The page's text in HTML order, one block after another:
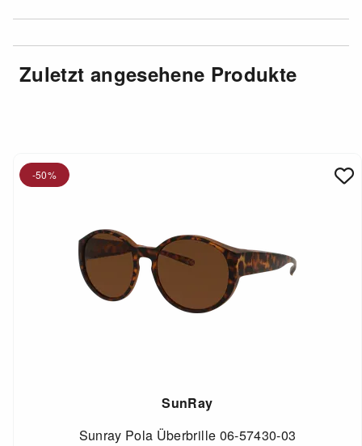
Zuletzt angesehene Produkte
SunRay
Sunray Pola Überbrille 06-57430-03
-50%